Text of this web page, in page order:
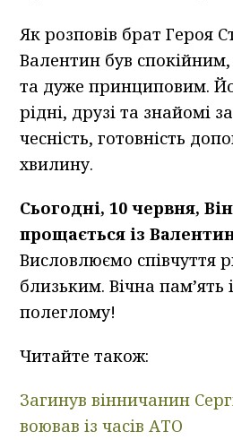
Як розповів брат Героя
Валентин був
та дуже принциповим.
рідні, друзі та знайомі
чесність, готовність
хвилину.
Сьогодні, 10 червня,
прощається із
Висловлюємо співчуття
близьким. Вічна пам’ять
полеглому!
Читайте також:
Загинув вінничанин
воював із часів АТО